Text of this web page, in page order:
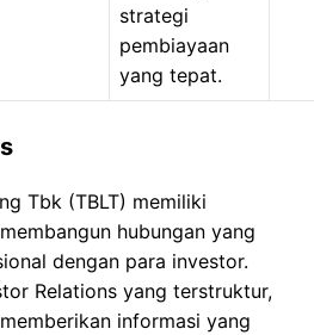
strategi
pembiayaan
yang tepat.
Tbk (TBLT) memiliki
hubungan yang
dengan para investor.
Relations yang terstruktur,
informasi yang